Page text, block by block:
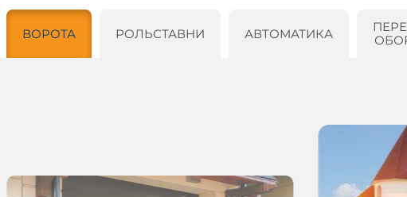
ВОРОТА РОЛЬСТАВНИ АВТОМАТИКА